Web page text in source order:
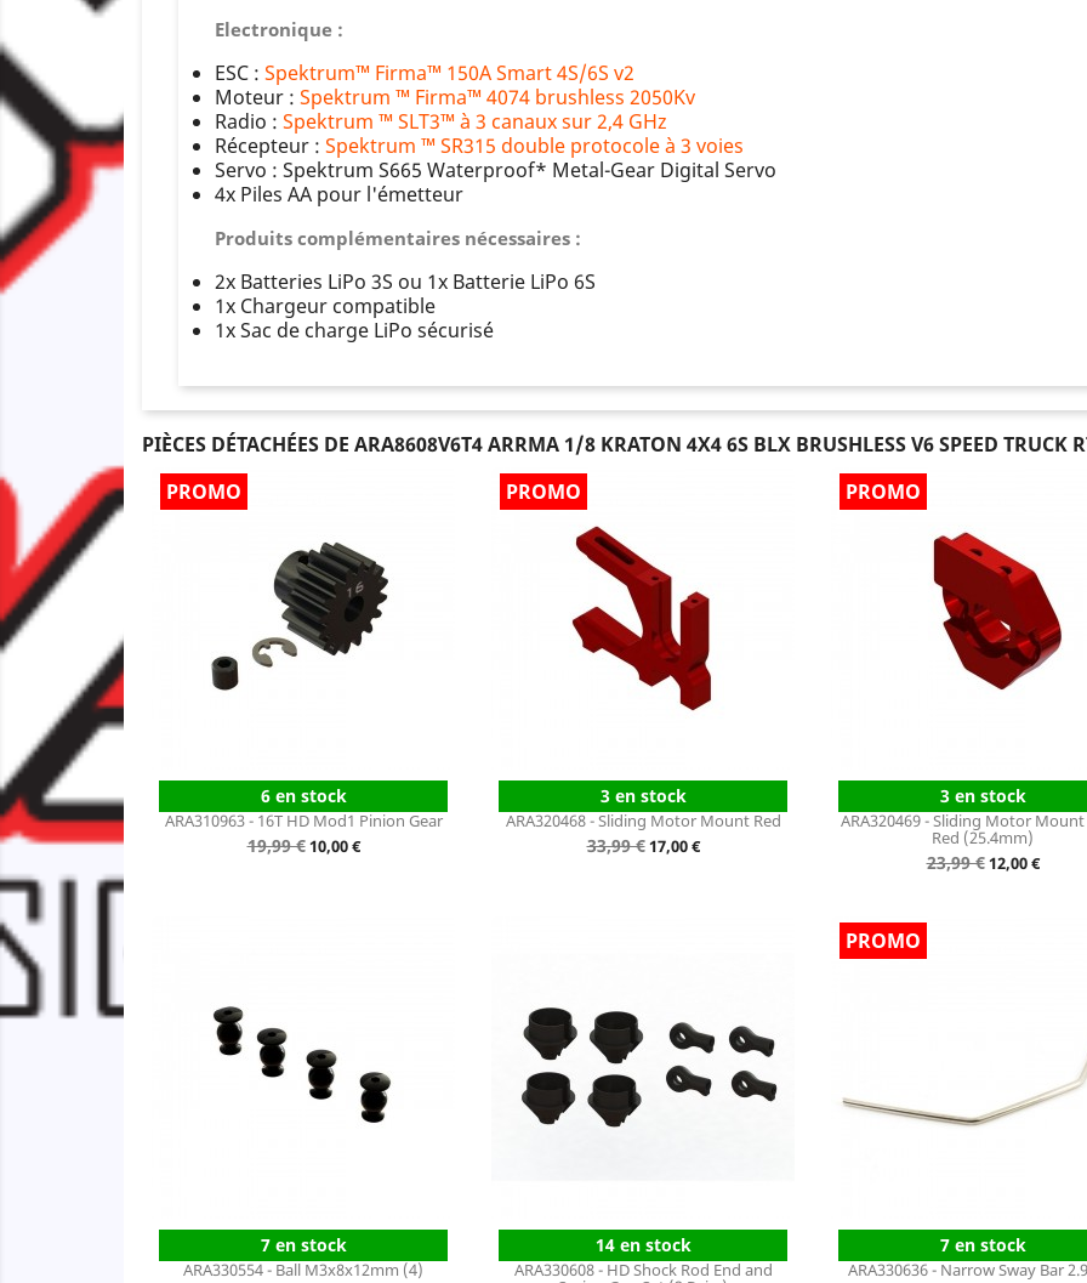
Electronique :
ESC : Spektrum™ Firma™ 150A Smart 4S/6S v2
Moteur : Spektrum ™ Firma™ 4074 brushless 2050Kv
Radio : Spektrum ™ SLT3™ à 3 canaux sur 2,4 GHz
Récepteur : Spektrum ™ SR315 double protocole à 3 voies
Servo : Spektrum S665 Waterproof* Metal-Gear Digital Servo
4x Piles AA pour l'émetteur
Produits complémentaires nécessaires :
2x Batteries LiPo 3S ou 1x Batterie LiPo 6S
1x Chargeur compatible
1x Sac de charge LiPo sécurisé
PIÈCES DÉTACHÉES DE ARA8608V6T4 ARRMA 1/8 KRATON 4X4 6S BLX BRUSHLESS V6 SPEED TRUCK
6 en stock
ARA310963 - 16T HD Mod1 Pinion Gear
Prix
19,99 €Prix
10,00 €
3 en stock
ARA320468 - Sliding Motor Mount Red
Prix
33,99 €Prix
17,00 €
3 en stock
ARA320469 - Sliding Motor
Red (25.4mm)
Prix
23,99 €Prix
12,00 €
7 en stock
ARA330554 - Ball M3x8x12mm (4)
14 en stock
ARA330608 - HD Shock Rod End and
7 en stock
ARA330636 - Narrow Sway Bar